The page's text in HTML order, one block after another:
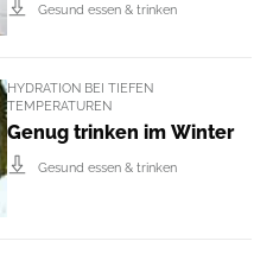
Gesund essen & trinken
HYDRATION BEI TIEFEN
TEMPERATUREN
Genug trinken im Winter
Gesund essen & trinken